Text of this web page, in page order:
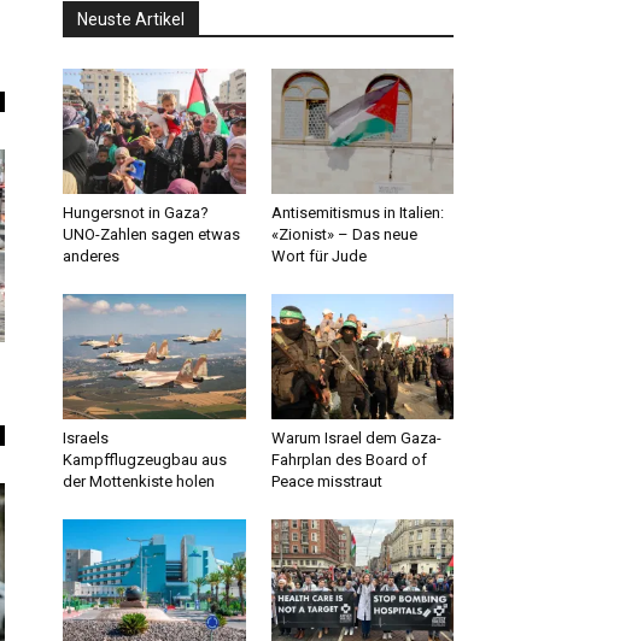
Neuste Artikel
Hungersnot in Gaza?
UNO-Zahlen sagen etwas
anderes
Antisemitismus in Italien:
«Zionist» – Das neue
Wort für Jude
Israels
Kampfflugzeugbau aus
der Mottenkiste holen
Warum Israel dem Gaza-
Fahrplan des Board of
Peace misstraut